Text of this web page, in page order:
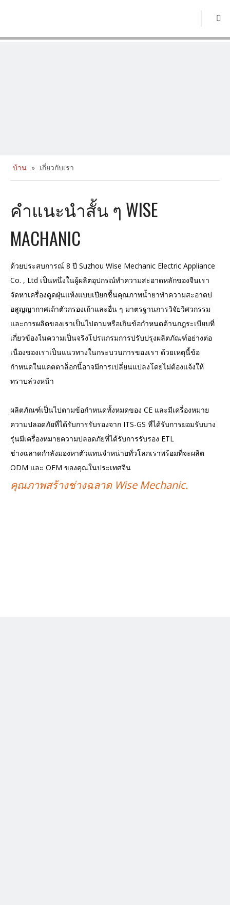
บ้าน » เกี่ยวกับเรา
คำแนะนำสั้น ๆ WISE
MACHANIC
ด้วยประสบการณ์ 8 ปี Suzhou Wise Mechanic Electric Appliance
Co. , Ltd เป็นหนึ่งในผู้ผลิตอุปกรณ์ทำความสะอาดหลักของจีนเรา
จัดหาเครื่องดูดฝุ่นแห้งแบบเปียกชื้นคุณภาพน้ำยาทำความสะอาดบ่
อสูญญากาศเถ้าตัวกรองเถ้าและอื่น ๆ มาตรฐานการวิจัยวิศวกรรม
และการผลิตของเราเป็นไปตามหรือเกินข้อกำหนดด้านกฎระเบียบที่
เกี่ยวข้องในความเป็นจริงโปรแกรมการปรับปรุงผลิตภัณฑ์อย่างต่อ
เนื่องของเราเป็นแนวทางในกระบวนการของเรา ด้วยเหตุนี้ข้อ
กำหนดในแคตตาล็อกนี้อาจมีการเปลี่ยนแปลงโดยไม่ต้องแจ้งให้
ทราบล่วงหน้า
ผลิตภัณฑ์เป็นไปตามข้อกำหนดทั้งหมดของ CE และมีเครื่องหมาย
ความปลอดภัยที่ได้รับการรับรองจาก ITS-GS ที่ได้รับการยอมรับบาง
รุ่นมีเครื่องหมายความปลอดภัยที่ได้รับการรับรอง ETL
ช่างฉลาดกำลังมองหาตัวแทนจำหน่ายทั่วโลกเราพร้อมที่จะผลิต
ODM และ OEM ของคุณในประเทศจีน
คุณภาพสร้างช่างฉลาด Wise Mechanic.